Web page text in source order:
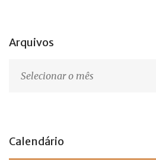
Arquivos
Calendário